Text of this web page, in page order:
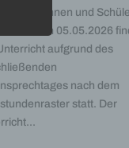
Schülerinnen und
Eltern, am 05.05.2026
aufgrund des
nach dem
statt. Der